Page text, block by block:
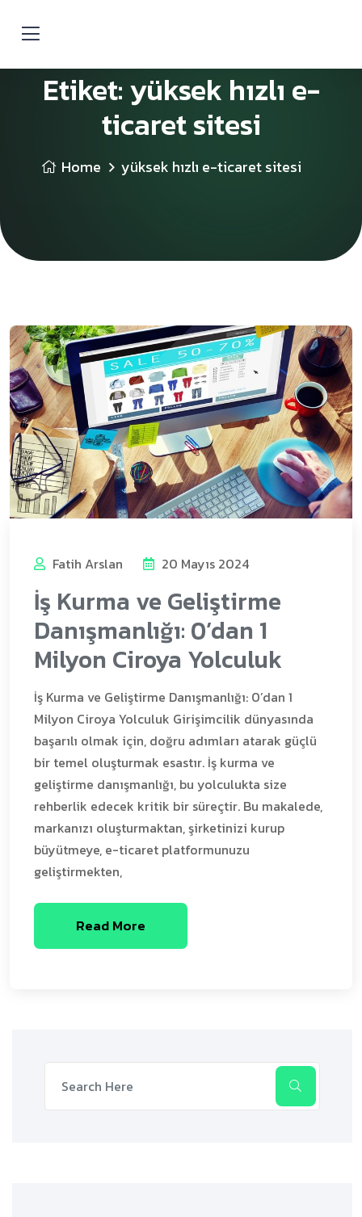
Etiket:yüksek hızlı e-
ticaret sitesi
Home yüksek hızlı e-ticaret sitesi
Fatih Arslan 20 Mayıs 2024
İş Kurma ve Geliştirme
Danışmanlığı: 0’dan 1
Milyon Ciroya Yolculuk
İş Kurma ve Geliştirme Danışmanlığı: 0’dan 1
Milyon Ciroya Yolculuk Girişimcilik dünyasında
başarılı olmak için, doğru adımları atarak güçlü
bir temel oluşturmak esastır. İş kurma ve
geliştirme danışmanlığı, bu yolculukta size
rehberlik edecek kritik bir süreçtir. Bu makalede,
markanızı oluşturmaktan, şirketinizi kurup
büyütmeye, e-ticaret platformunuzu
geliştirmekten,
Read More